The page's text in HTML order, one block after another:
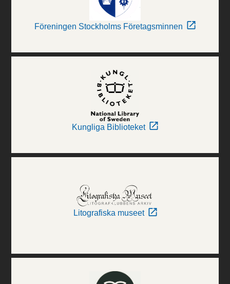
Föreningen Stockholms Företagsminnen
Kungliga Biblioteket
Litografiska museet